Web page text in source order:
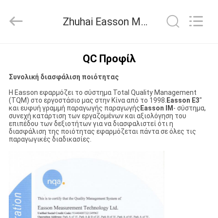
ΠΡΟΪΌΝΤΑ
ΣΧΕΤΙΚΆ
ΜΕ
ΕΜΆΣ
ΕΠΙΣΚΈΨΕΙΣ
ΣΤΟ
ΕΡΓΟΣΤΆΣΙΟ
Technology
Zhuhai Easson Measurement Technology Ltd. Ποιοτικός έλεγχος
QC Προφίλ
Συνολική διασφάλιση ποιότητας
Η Easson εφαρμόζει το σύστημα Total Quality Management
(TQM) στο εργοστάσιο μας στην Κίνα από το 1998. Easson E3"
και ευφυή γραμμή παραγωγής παραγωγής Easson IM - σύστημα,
συνεχή κατάρτιση των εργαζομένων και αξιολόγηση του
επιπέδου των δεξιοτήτων για να διασφαλιστεί ότι η
διασφάλιση της ποιότητας εφαρμόζεται πάντα σε όλες τις
παραγωγικές διαδικασίες.